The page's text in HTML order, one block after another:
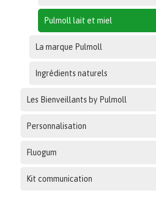
Pulmoll lait et miel
La marque Pulmoll
Ingrédients naturels
Les Bienveillants by Pulmoll
Personnalisation
Fluogum
Kit communication